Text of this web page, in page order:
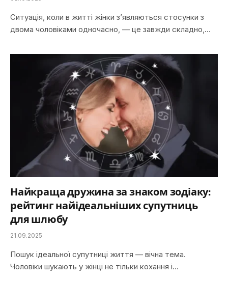
Ситуація, коли в житті жінки з’являються стосунки з
двома чоловіками одночасно, — це завжди складно,…
Найкраща дружина за знаком зодіаку:
рейтинг найідеальніших супутниць
для шлюбу
21.09.2025
Пошук ідеальної супутниці життя — вічна тема.
Чоловіки шукають у жінці не тільки кохання і…